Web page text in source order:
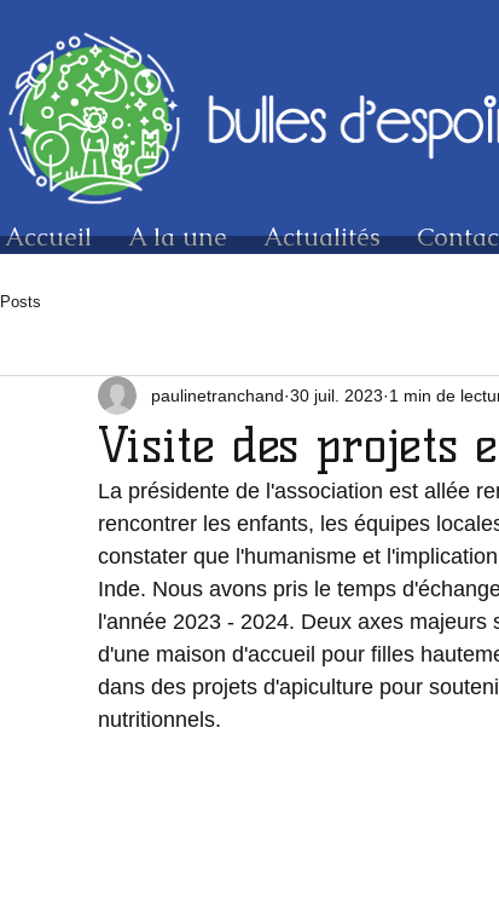
Accueil A la une Actualités
Visite des projets
paulinetranchand 30 juil. 2023 1 min de
La présidente de l'association est allée
rencontrer les enfants, les équipes
constater que l'humanisme et
Inde. Nous avons pris le temps
l'année 2023 - 2024. Deux axes
d'une maison d'accueil pour filles
dans des projets d'apiculture pour
nutritionnels.